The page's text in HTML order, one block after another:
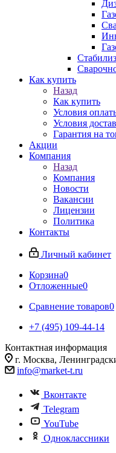
Как купить
Назад
Как купить
Условия
Условия
Гарантия на
Акции
Компания
Назад
Компания
Новости
Вакансии
Лицензии
Политика
Контакты
Личный кабинет
Корзина0
Отложенные0
Сравнение товаров0
+7 (495) 109-44-14
Контактная информация
г. Москва,
info@market-t.ru
Вконтакте
Telegram
YouTube
Одноклассники